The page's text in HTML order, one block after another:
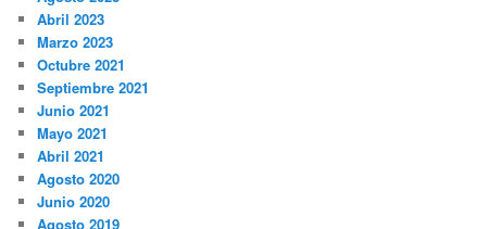
Abril 2023
Marzo 2023
Octubre 2021
Septiembre 2021
Junio 2021
Mayo 2021
Abril 2021
Agosto 2020
Junio 2020
Agosto 2019